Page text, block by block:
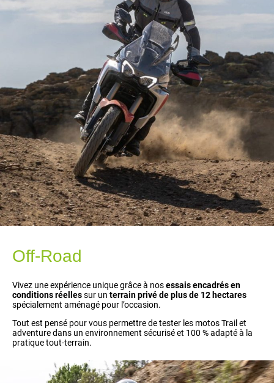
Off-Road
Vivez une expérience unique grâce à nosessais encadrés en
conditions réellessur un terrain privé de plus de 12 hectares
spécialement aménagé pour l’occasion.
Tout est pensé pour vous permettre de tester les motos Trail et
adventure dans un environnement sécurisé et 100 % adapté à la
pratique tout-terrain.